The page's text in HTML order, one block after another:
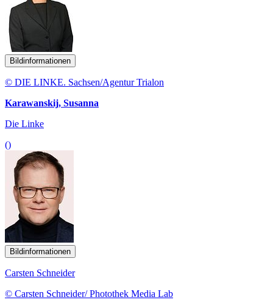
Bildinformationen
© DIE LINKE. Sachsen/Agentur Trialon
Karawanskij, Susanna
Die Linke
()
Bildinformationen
Carsten Schneider
© Carsten Schneider/ Photothek Media Lab